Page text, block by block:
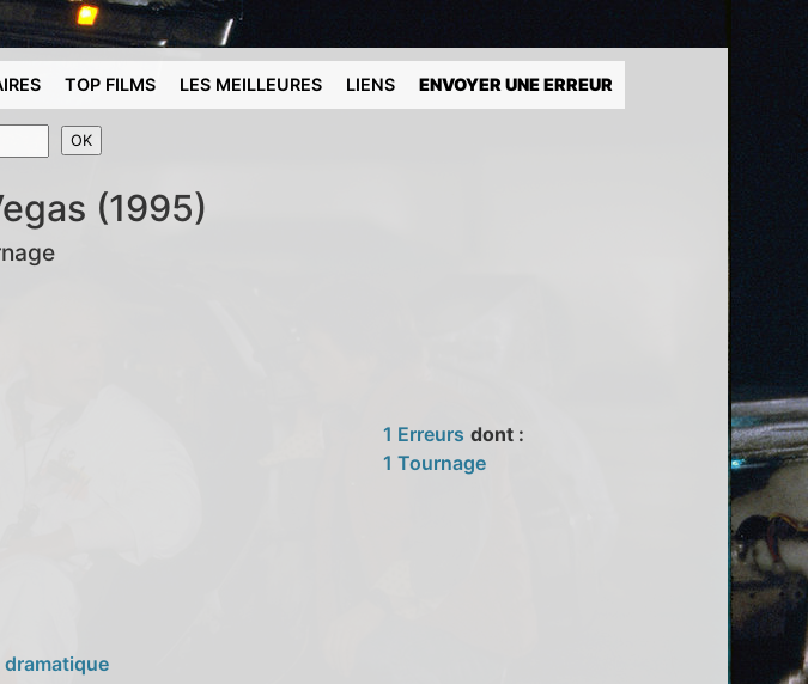
TOP FILMS LES MEILLEURES LIENS ENVOYER UNE ERREUR
(1995)
dramatique
1 Erreurs dont :
1 Tournage